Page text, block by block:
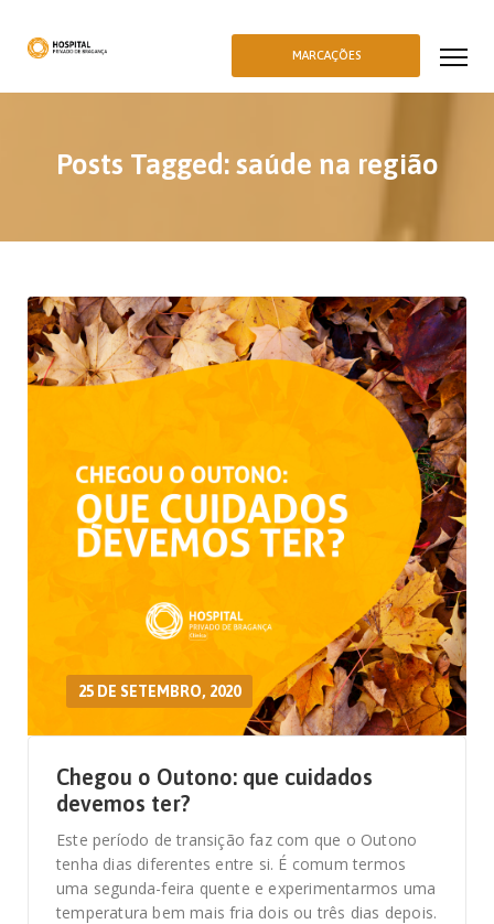
MARCAÇÕES
Posts Tagged: saúde na região
25 DE SETEMBRO, 2020
Chegou o Outono: que cuidados
devemos ter?
Este período de transição faz com que o Outono
tenha dias diferentes entre si. É comum termos
uma segunda-feira quente e experimentarmos uma
temperatura bem mais fria dois ou três dias depois.